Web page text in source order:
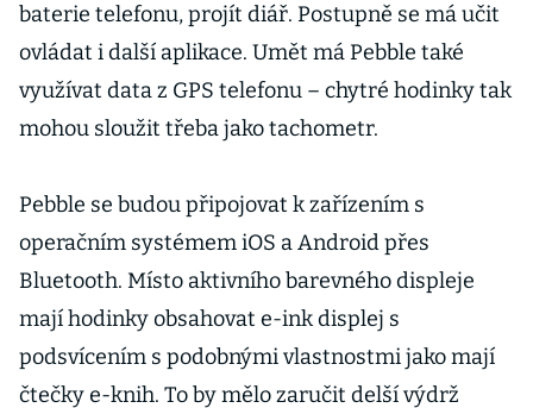
baterie telefonu, projít diář. Postupně se má učit
ovládat i další aplikace. Umět má Pebble také
využívat data z GPS telefonu – chytré hodinky tak
mohou sloužit třeba jako tachometr.
Pebble se budou připojovat k zařízením s
operačním systémem iOS a Android přes
Bluetooth. Místo aktivního barevného displeje
mají hodinky obsahovat e-ink displej s
podsvícením s podobnými vlastnostmi jako mají
čtečky e-knih. To by mělo zaručit delší výdrž